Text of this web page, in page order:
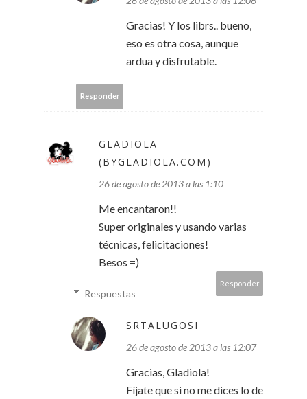
Gracias! Y los librs.. bueno,
eso es otra cosa, aunque
ardua y disfrutable.
Responder
GLADIOLA
(BYGLADIOLA.COM)
26 de agosto de 2013 a las 1:10
Me encantaron!!
Super originales y usando varias
técnicas, felicitaciones!
Besos =)
Responder
Respuestas
SRTALUGOSI
26 de agosto de 2013 a las 12:07
Gracias, Gladiola!
Fíjate que si no me dices lo de